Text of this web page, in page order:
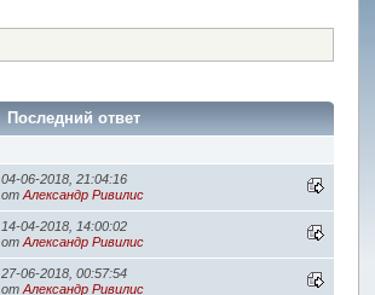
Последний ответ
04-06-2018, 21:04:16
отАлександр Ривилис
14-04-2018, 14:00:02
отАлександр Ривилис
27-06-2018, 00:57:54
отАлександр Ривилис